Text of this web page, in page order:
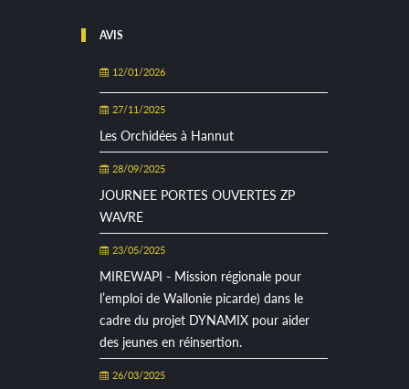
AVIS
12/01/2026
27/11/2025
Les Orchidées à Hannut
28/09/2025
JOURNEE PORTES OUVERTES ZP
WAVRE
23/05/2025
MIREWAPI - Mission régionale pour
l’emploi de Wallonie picarde) dans le
cadre du projet DYNAMIX pour aider
des jeunes en réinsertion.
26/03/2025